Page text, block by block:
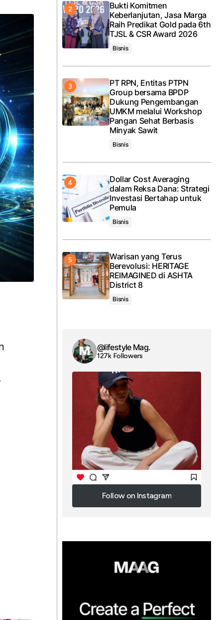
Bukti Komitmen
Keberlanjutan, Jasa Marga
Raih Predikat Gold pada 6th
TJSL & CSR Award 2026
Bisnis
PT RPN, Entitas PTPN
Group bersama BPDP
Dukung Pengembangan
UMKM melalui Workshop
Pangan Sehat Berbasis
Minyak Sawit
Bisnis
Dollar Cost Averaging
dalam Reksa Dana: Strategi
Investasi Bertahap untuk
Pemula
Bisnis
Warisan yang Terus
Berevolusi: HERITAGE
REIMAGINED di ASHTA
District 8
Bisnis
@lifestyle Mag.
127k Followers
Follow on Instagram
Follow on Instagram